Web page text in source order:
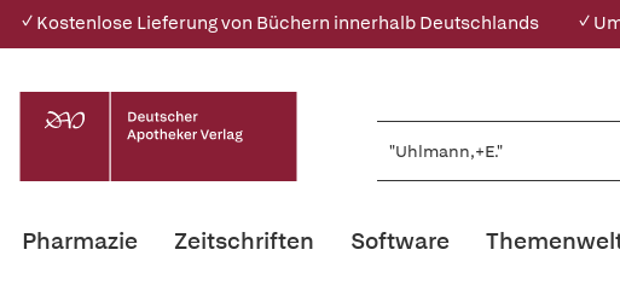
✓ Kostenlose Lieferung von Büchern innerhalb Deutschlands ✓
Pharmazie Zeitschriften Software